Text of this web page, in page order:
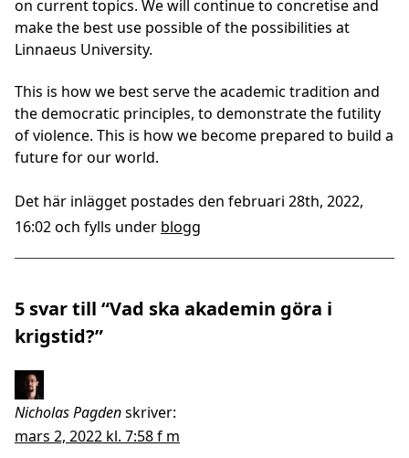
on current topics. We will continue to concretise and
make the best use possible of the possibilities at
Linnaeus University.
This is how we best serve the academic tradition and
the democratic principles, to demonstrate the futility
of violence. This is how we become prepared to build a
future for our world.
Det här inlägget postades den februari 28th, 2022,
16:02 och fylls under blogg
5 svar till “Vad ska akademin göra i
krigstid?”
Nicholas Pagdenskriver:
mars 2, 2022 kl. 7:58 f m